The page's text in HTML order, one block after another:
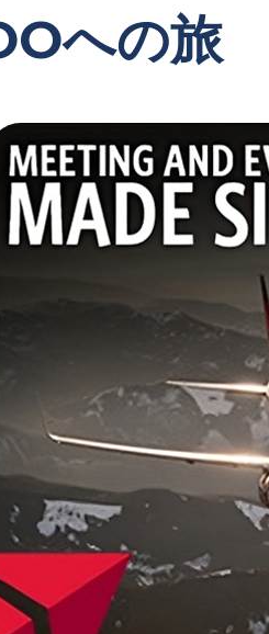
への旅